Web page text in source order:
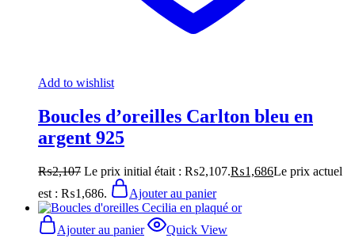
Add to wishlist
Boucles d’oreilles Carlton bleu en
argent 925
₨2,107 Le prix initial était : ₨2,107.₨1,686Le prix actuel
est : ₨1,686.
Ajouter au panier
Ajouter au panier Quick View